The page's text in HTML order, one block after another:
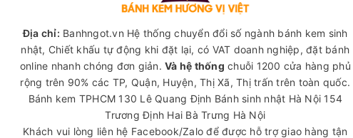
Địa chỉ: Banhngot.vn Hệ thống chuyển đổi số ngành bánh kem sinh
nhật, Chiết khấu tự động khi đặt lại, có VAT doanh nghiệp, đặt bánh
online nhanh chóng đơn giản.Và hệ thống chuỗi 1200 cửa hàng phủ
rộng trên 90% các TP, Quận, Huyện, Thị Xã, Thị trấn trên toàn quốc.
Bánh kem TPHCM 130 Lê Quang Định Bánh sinh nhật Hà Nội 154
Trương Định Hai Bà Trưng Hà Nội
Khách vui lòng liên hệ Facebook/Zalo để được hỗ trợ giao hàng tận